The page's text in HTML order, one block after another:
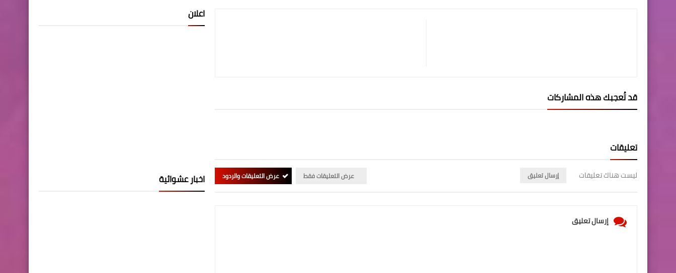
قد تُعجبك هذه المشاركات
تعليقات
ليست هناك تعليقات إرسال تعليق عرض التعليقات فقط عرض التعليقات والردود
إرسال تعليق
اعلان
اخبار عشوائية